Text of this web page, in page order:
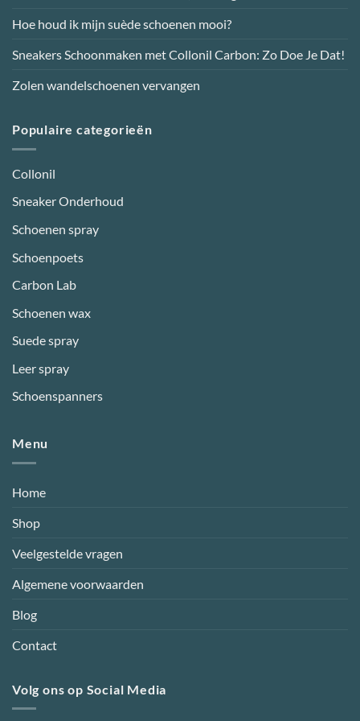
Hoe houd ik mijn suède schoenen mooi?
Sneakers Schoonmaken met Collonil Carbon: Zo Doe Je Dat!
Zolen wandelschoenen vervangen
Populaire categorieën
Collonil
Sneaker Onderhoud
Schoenen spray
Schoenpoets
Carbon Lab
Schoenen wax
Suede spray
Leer spray
Schoenspanners
Menu
Home
Shop
Veelgestelde vragen
Algemene voorwaarden
Blog
Contact
Volg ons op Social Media